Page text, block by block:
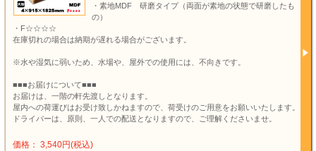
・素地MDF 研磨タイプ（両面が素地の状態で研磨したも
の）
・F☆☆☆☆
在庫切れの場合は納期が遅れる場合がございます。
※水や湿気に弱いため、水場や、屋外での使用には、不向きです。
■■■お届けについて■■■
お届けは、一階の軒先渡しとなります。
屋内への荷運びはお受け致しかねますので、荷受けのご用意をお願いいたします。
ドライバーは、原則、一人での配送となりますので、ご理解くださいませ。
価格： 3,540円(税込)